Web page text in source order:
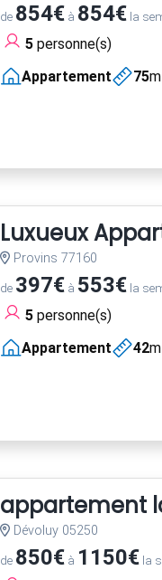
de 854€à 854€la
5personne(s)
Appartement
75
Luxueux
Provins 77160
de 397€à 553€la
5personne(s)
Appartement
42
appartement
Dévoluy 05250
de 850€à 1150€la